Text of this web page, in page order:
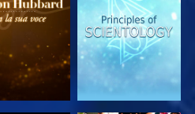
SERIE
SERIE